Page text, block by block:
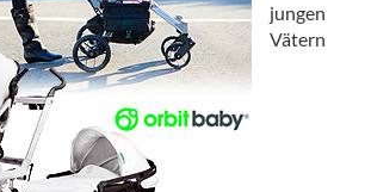
jungen
Vätern